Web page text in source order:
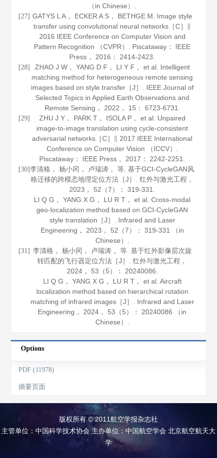
（in Chinese）.
[27] GATYS L A， ECKER A S， BETHGE M. Image style
transfer using convolutional neural networks［C］∥
2016 IEEE Conference on Computer Vision and
Pattern Recognition （CVPR）. Piscataway： IEEE
Press， 2016 ： 2414-2423.
[28]
ZHAO J W， YANG D F， LI Y F， et al. Intelligent
matching method for heterogeneous remote sensing
images based on style transfer［J］. IEEE Journal of
Selected Topics in Applied Earth Observations and
Remote Sensing ， 2022 ， 15 ： 6723-6731.
[29]
ZHU J Y， PARK T， ISOLA P， et al. Unpaired
image-to-image translation using cycle-consistent
adversarial networks［C］∥ 2017 IEEE International
Conference on Computer Vision （ICCV）.
Piscataway： IEEE Press， 2017 ： 2242-2251.
[30]李清格， 杨小冈， 卢瑞涛， 等. 基于GCI-CycleGAN风
格迁移的跨模态地理定位方法［J］.红外与激光工程 ，
2023 ， 52 （7）： 319-331.
LI Q G， YANG X G， LU R T， et al. Cross-modal
geo-localization method based on GCI-CycleGAN
style translation［J］. Infrared and Laser
Engineering ， 2023 ， 52 （7）： 319-331 （in
Chinese）.
[31] 李清格， 杨小冈， 卢瑞涛， 等. 基于红外影像层次旋
转匹配的飞行器定位方法［J］.红外与激光工程 ，
2024， 53 （5）： 20240086.
LI Q G， YANG X G， LU R T， et al. Aircraft
localization method based on hierarchical rotation
matching of infrared images［J］. Infrared and Laser
Engineering ， 2024 ， 53 （5）： 20240086 （in
Chinese）.
Options
PDF (11978)
摘要页面
版权所有 © 2011航空学报杂志社
主管单位：中国科学技术协会 主办单位：中国航空学会 北京航空航天大
学